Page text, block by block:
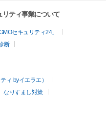
ティ事業について
セキュリティ24」
断
ィ byイエラエ）
なりすまし対策